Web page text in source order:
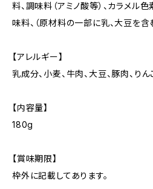
料、調味料（アミノ酸等）、カラメル
味料、（原材料の一部に乳、大豆を含
【アレルギー】
乳成分、小麦、牛肉、大豆、豚肉、りん
【内容量】
180g
【賞味期限】
枠外に記載してあります。